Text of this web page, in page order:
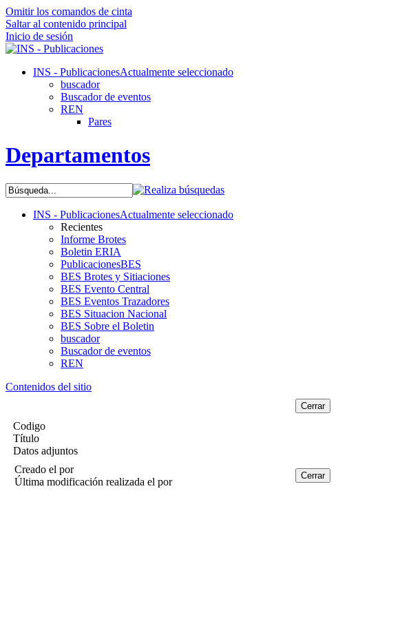
Omitir los comandos de cinta
Saltar al contenido principal
Inicio de sesión
INS - PublicacionesActualmente seleccionado
buscador
Buscador de eventos
REN
Pares
Departamentos
INS - PublicacionesActualmente seleccionado
Recientes
Informe Brotes
Boletin ERIA
PublicacionesBES
BES Brotes y Sitiaciones
BES Evento Central
BES Eventos Trazadores
BES Situacion Nacional
BES Sobre el Boletin
buscador
Buscador de eventos
REN
Contenidos del sitio
Codigo
Título
Datos adjuntos
Creado el por
Última modificación realizada el por